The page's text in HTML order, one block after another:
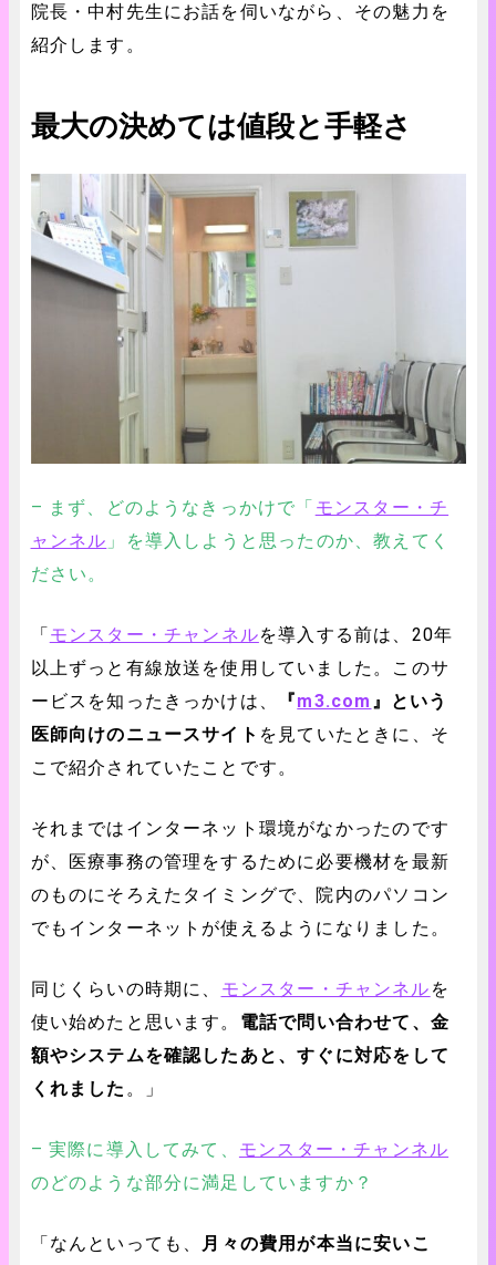
院長・中村先生にお話を伺いながら、その魅力を
紹介します。
最大の決めては値段と手軽さ
– まず、どのようなきっかけで「 モンスター・チ
ャンネル 」を導入しようと思ったのか、教えてく
ださい。
「モンスター・チャンネルを導入する前は、20年
以上ずっと有線放送を使用していました。このサ
ービスを知ったきっかけは、
『m3.com 』という
医師向けのニュースサイト を見ていたときに、そ
こで紹介されていたことです。
それまではインターネット環境がなかったのです
が、医療事務の管理をするために必要機材を最新
のものにそろえたタイミングで、院内のパソコン
でもインターネットが使えるようになりました。
同じくらいの時期に、 モンスター・チャンネル を
使い始めたと思います。 電話で問い合わせて、金
額やシステムを確認したあと、すぐに対応をして
くれました 。」
– 実際に導入してみて、 モンスター・チャンネル
のどのような部分に満足していますか？
「なんといっても、 月々の費用が本当に安いこ